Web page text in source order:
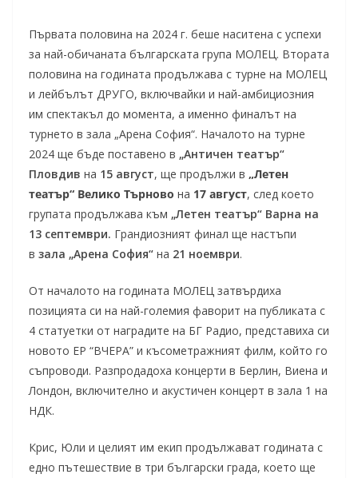
Първата половина на 2024 г. беше наситена с успехи
за най-обичаната българската група МОЛЕЦ. Втората
половина на годината продължава с турне на МОЛЕЦ
и лейбълът ДРУГО, включвайки и най-амбициозния
им спектакъл до момента, а именно финалът на
турнето в зала „Арена София“. Началото на турне
2024 ще бъде поставено в „Античен театър“
Пловдив на 15 август, ще продължи в „Летен
театър“ Велико Търново на 17 август, след което
групата продължава към „Летен театър“ Варна на
13 септември. Грандиозният финал ще настъпи
в зала „Арена София“ на 21 ноември.
От началото на годината МОЛЕЦ затвърдиха
позицията си на най-големия фаворит на публиката с
4 статуетки от наградите на БГ Радио, представиха си
новото ЕР “ВЧЕРА” и късометражният филм, който го
съпроводи. Разпродадоха концерти в Берлин, Виена и
Лондон, включително и акустичен концерт в зала 1 на
НДК.
Крис, Юли и целият им екип продължават годината с
едно пътешествие в три български града, което ще